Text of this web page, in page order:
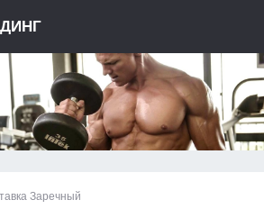
Заречный